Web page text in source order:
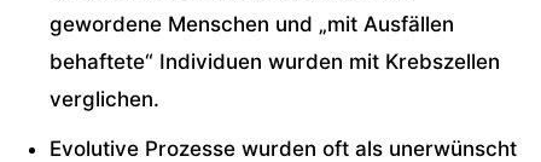
gewordene Menschen und „mit Ausfällen
behaftete“ Individuen wurden mit Krebszellen
verglichen.
Evolutive Prozesse wurden oft als unerwünscht